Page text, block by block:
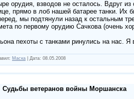
орудия, взводов не осталось. Вдруг
прямо в лоб нашей батарее танки. Их
мы подтянули назад к остальным
по первому орудию Сачкова (очень
пехоты с танками ринулись на нас.
Маска Дата: 08.05.2008
Судьбы ветеранов войны Моршанска